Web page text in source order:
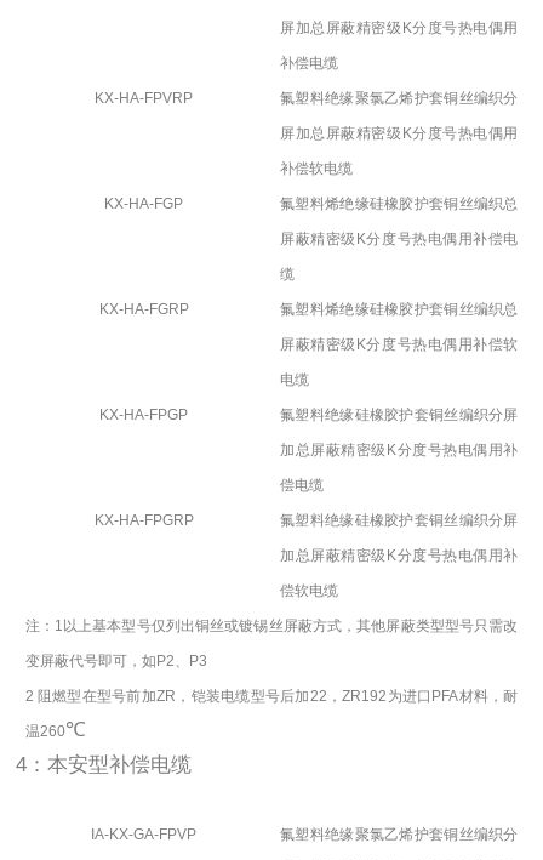
屏加总屏蔽精密级 K分度号热电偶用
补偿电缆
KX-HA-FPVRP 氟塑料绝缘聚氯乙烯护套铜丝编织分
屏加总屏蔽精密级 K分度号热电偶用
补偿软电缆
KX-HA-FGP 氟塑料烯绝缘硅橡胶护套铜丝编织总
屏蔽精密级 K分度号热电偶用补偿电
缆
KX-HA-FGRP 氟塑料烯绝缘硅橡胶护套铜丝编织总
屏蔽精密级 K分度号热电偶用补偿软
电缆
KX-HA-FPGP 氟塑料绝缘硅橡胶护套铜丝编织分屏
加总屏蔽精密级 K分度号热电偶用补
偿电缆
KX-HA-FPGRP 氟塑料绝缘硅橡胶护套铜丝编织分屏
加总屏蔽精密级 K分度号热电偶用补
偿软电缆
注： 1以上基本型号仅列出铜丝或镀锡丝屏蔽方式，其他屏蔽类型型号只需改
变屏蔽代号即可，如P2、 P3
2 阻燃型在型号前加ZR ，铠装电缆型号后加22 ，ZR192 为进口 PFA材料，耐
温260℃
4：本安型补偿电缆
IA-KX-GA-FPVP 氟塑料绝缘聚氯乙烯护套铜丝编织分